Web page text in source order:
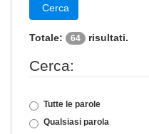
Cerca
Totale: 64 risultati.
Cerca:
Tutte le parole
Qualsiasi parola